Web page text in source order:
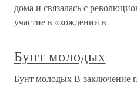
дома и связалась с
участие в «хождении в
Бунт молодых
Бунт молодых В заключение